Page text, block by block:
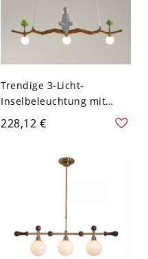
Trendige 3-Licht-
Inselbeleuchtung mit
weißem Kugelglasschirm,
Bi-Pin-Lichttyp,
228,12 €